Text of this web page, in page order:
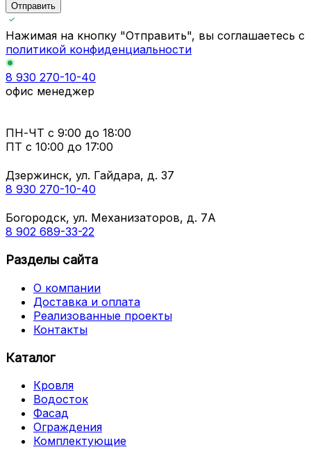
Отправить
Нажимая на кнопку "Отправить", вы соглашаетесь с
политикой конфиденциальности
8 930 270-10-40
офис менеджер
ПН-ЧТ с 9:00 до 18:00
ПТ с 10:00 до 17:00
Дзержинск, ул. Гайдара, д. 37
8 930 270-10-40
Богородск, ул. Механизаторов, д. 7А
8 902 689-33-22
Разделы сайта
О компании
Доставка и оплата
Реализованные проекты
Контакты
Каталог
Кровля
Водосток
Фасад
Ограждения
Комплектующие